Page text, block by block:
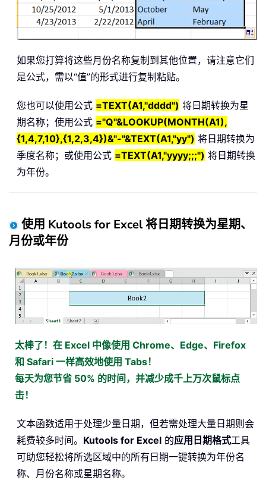
如果您打算将这些月份名称复制到其他位置，请注意它们
是公式，需以“值”的形式进行复制粘贴。
您也可以使用公式 =TEXT(A1,"dddd") 将日期转换为星
期名称；使用公式 ="Q"&LOOKUP(MONTH(A1),
{1,4,7,10},{1,2,3,4})&"-"&TEXT(A1,"yy") 将日期转换为
季度名称；或使用公式 =TEXT(A1,"yyyy;;;") 将日期转换
为年份。
使用 Kutools for Excel 将日期转换为星期、
月份或年份
太棒了！在 Excel 中像使用 Chrome、Edge、Firefox
和 Safari 一样高效地使用 Tabs！
每天为您节省 50% 的时间，并减少成千上万次鼠标点
击！
文本函数适用于处理少量日期，但若需处理大量日期则会
耗费较多时间。 Kutools for Excel 的应用日期格式工具
可助您轻松将所选区域中的所有日期一键转换为年份名
称、月份名称或星期名称。